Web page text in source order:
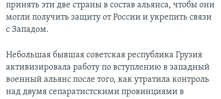
принять эти две страны в состав альянса, чтобы они
могли получить защиту от России и укрепить связи
с Западом.
Небольшая бывшая советская республика Грузия
активизировала работу по вступлению в западный
военный альянс после того, как утратила контроль
над двумя сепаратистскими провинциями в